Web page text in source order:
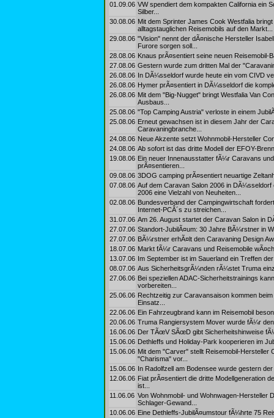
01.09.06 VW spendiert dem kompakten California ein
Silber...
30.08.06 Mit dem Sprinter James Cook Westfalia
alltagstauglichen Reisemobils auf den Markt...
29.08.06 "Vision" nennt der dÃ¤nische Hersteller
Furore sorgen soll...
28.08.06 Knaus prÃ¤sentiert seine neuen Reisemobil-
27.08.06 Gestern wurde zum dritten Mal der
26.08.06 In DÃ¼sseldorf wurde heute ein vom CIVD
26.08.06 Hymer prÃ¤sentiert in DÃ¼sseldorf die
26.08.06 Mit dem "Big-Nugget" bringt Westfalia Van
Ausbaus...
25.08.06 "Top Camping Austria" verloste in einem
25.08.06 Erneut gewachsen ist in diesem Jahr der
Caravaningbranche...
24.08.06 Neue Akzente setzt Wohnmobil-Hersteller
24.08.06 Ab sofort ist das dritte Modell der EFOY-
19.08.06 Ein neuer Innenausstatter fÃ¼r Caravans
prÃ¤sentieren...
09.08.06 3DOG camping prÃ¤sentiert neuartige
07.08.06 Auf dem Caravan Salon 2006 in
2006 eine Vielzahl von Neuheiten...
02.08.06 Bundesverband der Campingwirtschaft
Internet-PCÂ´s zu streichen...
31.07.06 Am 26. August startet der Caravan Salon in
27.07.06 Standort-JubilÃ¤um: 30 Jahre BÃ¼rstner in
27.07.06 BÃ¼rstner erhÃ¤lt den Caravaning Design
18.07.06 Markt fÃ¼r Caravans und Reisemobile
13.07.06 Im September ist im Sauerland ein Treffen
08.07.06 Aus SicherheitsgrÃ¼nden rÃ¼stet Truma
27.06.06 Bei speziellen ADAC-Sicherheitstrainings
vorbereiten...
25.06.06 Rechtzeitig zur Caravansaison kommen
Einsatz...
22.06.06 Ein Fahrzeugbrand kann im Reisemobil
20.06.06 Truma Rangiersystem Mover wurde fÃ¼r
16.06.06 Der TÃœV SÃœD gibt Sicherheitshinweise
15.06.06 Dethleffs und Holiday-Park kooperieren im
15.06.06 Mit dem "Carver" stellt Reisemobil-Hersteller
"Charisma" vor...
15.06.06 In Radolfzell am Bodensee wurde gestern
12.06.06 Fiat prÃ¤sentiert die dritte Modellgeneration
ist...
11.06.06 Von Wohnmobil- und Wohnwagen-Hersteller
Schlager-Gewand...
10.06.06 Eine Dethleffs-JubilÃ¤umstour fÃ¼hrte 75